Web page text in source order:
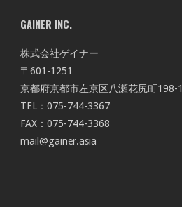
GAINER INC.
株式会社ゲイナー
〒601-1251
京都府京都市左京区八瀬花尻町198-1
TEL：075-744-3367
FAX：075-744-3368
mail@gainer.asia